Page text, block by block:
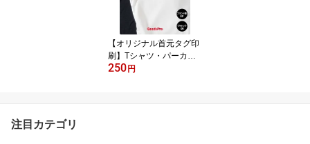
【オリジナル首元タグ印
刷】Tシャツ・パーカー
用ブランドタグ 50×20m
250円
注目カテゴリ